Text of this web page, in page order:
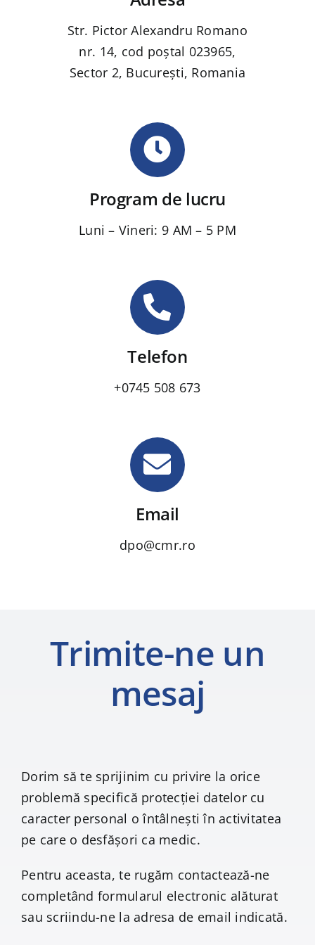
Str. Pictor Alexandru Romano
nr. 14, cod poștal 023965,
Sector 2, București, Romania
Program de lucru
Luni – Vineri: 9 AM – 5 PM
Telefon
+0745 508 673
Email
dpo@cmr.ro
Trimite-ne un
mesaj
Dorim să te sprijinim cu privire la orice
problemă specifică protecției datelor cu
caracter personal o întâlnești în activitatea
pe care o desfășori ca medic.
Pentru aceasta, te rugăm contactează-ne
completând formularul electronic alăturat
sau scriindu-ne la adresa de email indicată.